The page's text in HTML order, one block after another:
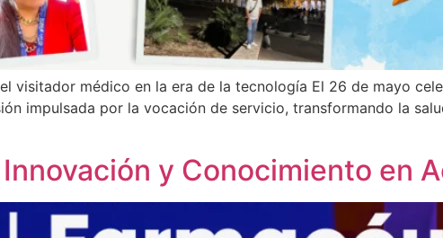
visitador médico en la era de la tecnología El 26 de mayo
impulsada por la vocación de servicio, transformando la
y Conocimiento en